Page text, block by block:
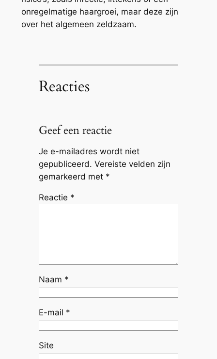
onregelmatige haargroei, maar deze zijn
over het algemeen zeldzaam.
Reacties
Geef een reactie
Je e-mailadres wordt niet
gepubliceerd. Vereiste velden zijn
gemarkeerd met *
Reactie *
Naam *
E-mail *
Site